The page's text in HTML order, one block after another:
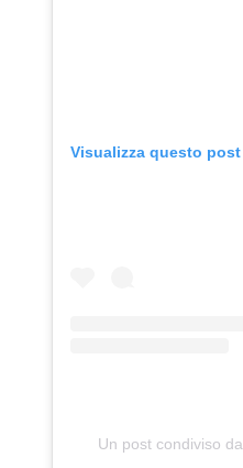
Visualizza questo
Un post condiviso